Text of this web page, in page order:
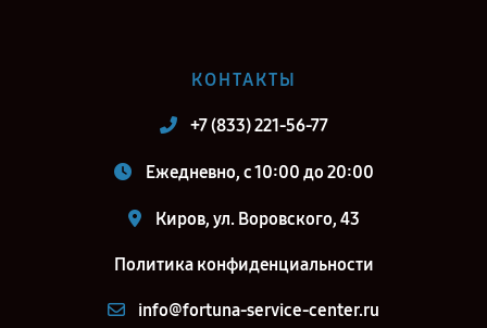
КОНТАКТЫ
+7 (833) 221-56-77
Ежедневно, с 10:00 до 20:00
Киров, ул. Воровского, 43
Политика конфиденциальности
info@fortuna-service-center.ru